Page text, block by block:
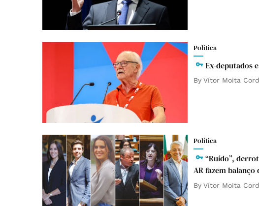
Política
Ex-deputados
By Vítor Moita
Política
“Ruído”,
AR fazem balanço
By Vítor Moita